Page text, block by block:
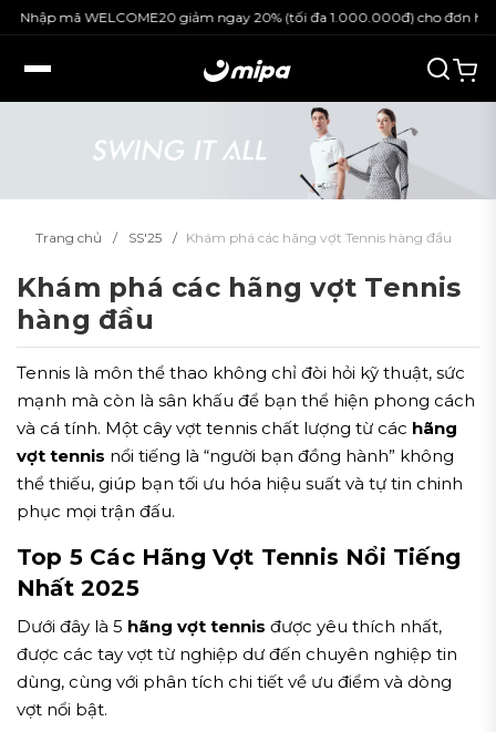
mã WELCOME20 giảm ngay 20% (tối đa 1.000.000đ) cho đơn hàng
Trang chủ SS'25 Khám phá các hãng vợt Tennis hàng đầu
Khám phá các hãng vợt Tennis
hàng đầu
Tennis là môn thể thao không chỉ đòi hỏi kỹ thuật, sức
mạnh mà còn là sân khấu để bạn thể hiện phong cách
và cá tính. Một cây vợt tennis chất lượng từ các hãng
vợt tennis nổi tiếng là “người bạn đồng hành” không
thể thiếu, giúp bạn tối ưu hóa hiệu suất và tự tin chinh
phục mọi trận đấu.
Top 5 Các Hãng Vợt Tennis Nổi Tiếng
Nhất 2025
Dưới đây là 5 hãng vợt tennis được yêu thích nhất,
được các tay vợt từ nghiệp dư đến chuyên nghiệp tin
dùng, cùng với phân tích chi tiết về ưu điểm và dòng
vợt nổi bật.